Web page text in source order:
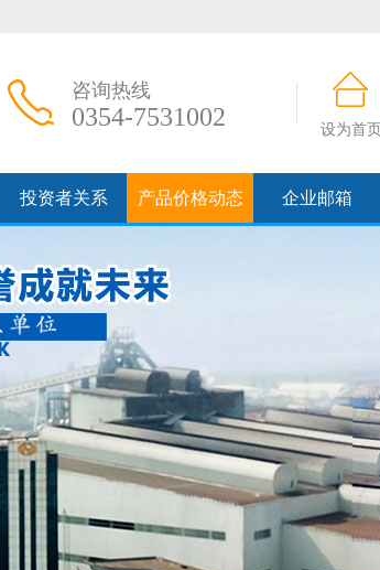
咨询热线
0354-7531002 设为首页
投资者关系 产品价格动态 企业邮箱